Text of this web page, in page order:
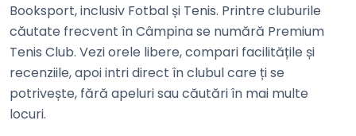
Booksport, inclusiv Fotbal și Tenis. Printre cluburile
căutate frecvent în Câmpina se numără Premium
Tenis Club. Vezi orele libere, compari facilitățile și
recenziile, apoi intri direct în clubul care ți se
potrivește, fără apeluri sau căutări în mai multe
locuri.